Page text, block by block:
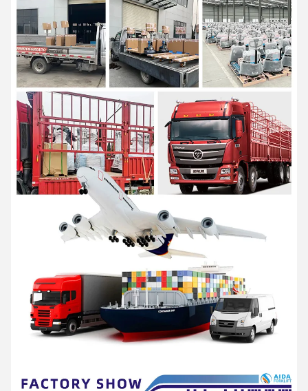
अनुसंधान एवं विकास, उत्पादन और सेवा को एकीकृत करता है।
सभी परिदृश्यों के लिए हैंडलिंग उपकरण और लचीली इंट्रालॉजिस्टिक्स प्रणाली।